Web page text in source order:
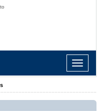
Toggle
navigation